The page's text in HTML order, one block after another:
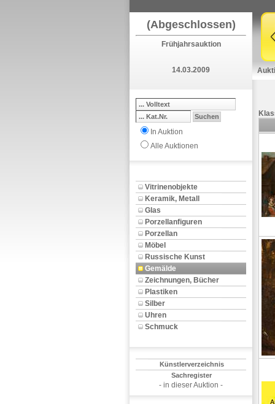
(Abgeschlossen)
Frühjahrsauktion
14.03.2009
In Auktion
Alle Auktionen
Vitrinenobjekte
Keramik, Metall
Glas
Porzellanfiguren
Porzellan
Möbel
Russische Kunst
Gemälde
Zeichnungen, Bücher
Plastiken
Silber
Uhren
Schmuck
Künstlerverzeichnis
Sachregister
- in dieser Auktion -